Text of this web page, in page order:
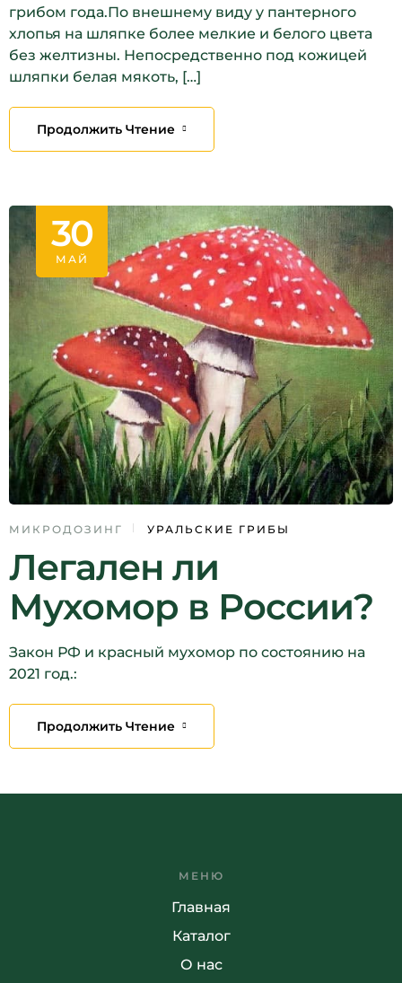
грибом года.По внешнему виду у пантерного
хлопья на шляпке более мелкие и белого цвета
без желтизны. Непосредственно под кожицей
шляпки белая мякоть, […]
Продолжить Чтение
30
МАЙ
МИКРОДОЗИНГ УРАЛЬСКИЕ ГРИБЫ
Легален ли
Мухомор в России?
Закон РФ и красный мухомор по состоянию на
2021 год.:
Продолжить Чтение
МЕНЮ
Главная
Каталог
О нас